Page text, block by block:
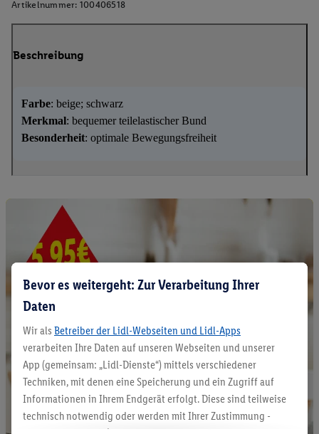
Artikelnummer: 100406518
Beschreibung
Farbe: beige; schwarz
Merkmal: bequemer teilelastischer Bund
Besonderheit: optimale Bewegungsfreiheit
Bevor es weitergeht: Zur Verarbeitung Ihrer
Daten
Wir als Betreiber der Lidl-Webseiten und Lidl-Apps
verarbeiten Ihre Daten auf unseren Webseiten und unserer
App (gemeinsam: „Lidl-Dienste“) mittels verschiedener
Techniken, mit denen eine Speicherung und ein Zugriff auf
Informationen in Ihrem Endgerät erfolgt. Diese sind teilweise
technisch notwendig oder werden mit Ihrer Zustimmung -